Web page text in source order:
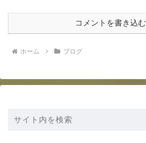
コメントを書き込む
ホーム ブログ